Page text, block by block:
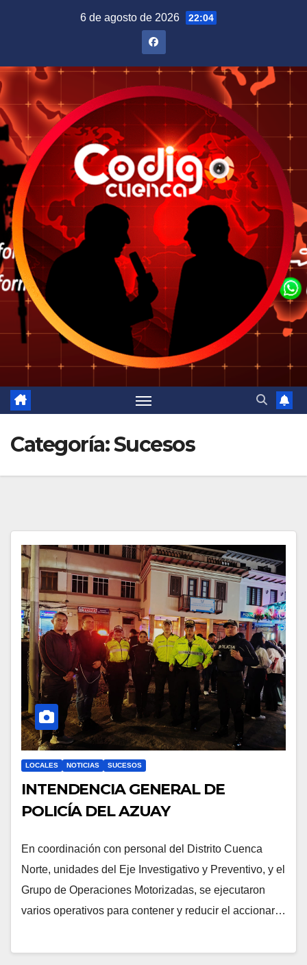
6 de agosto de 2026 22:04
Categoría:Sucesos
LOCALES NOTICIAS SUCESOS
INTENDENCIA GENERAL DE
POLICÍA DEL AZUAY
En coordinación con personal del Distrito Cuenca
Norte, unidades del Eje Investigativo y Preventivo, y el
Grupo de Operaciones Motorizadas, se ejecutaron
varios operativos para contener y reducir el accionar…